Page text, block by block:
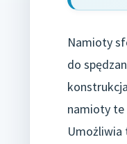
Namioty
do
namioty te
Umożliwia